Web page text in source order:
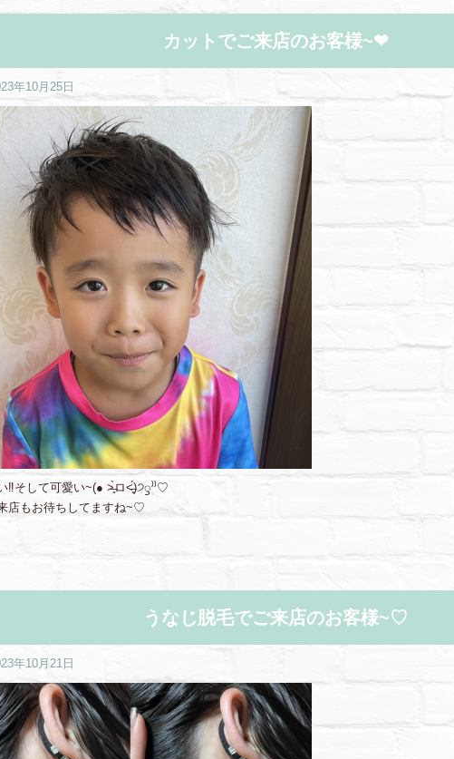
カットでご来店のお客様~❤︎
年10月25日
‼︎そして可愛い~(● ˃̶͈̀ロ˂̶͈́)੭ꠥ⁾⁾♡
店もお待ちしてますね~♡
うなじ脱毛でご来店のお客様~♡
年10月21日